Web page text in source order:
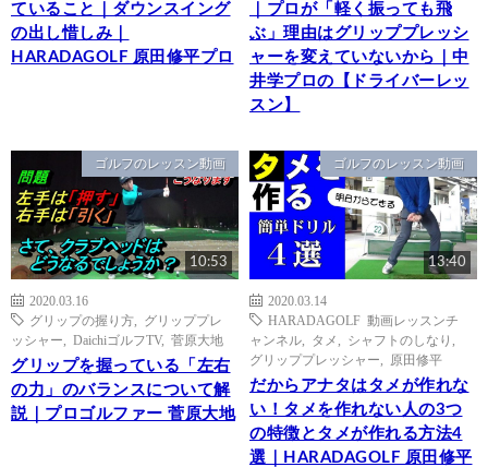
ていること｜ダウンスイング
の出し惜しみ｜
HARADAGOLF 原田修平プロ
｜プロが「軽く振っても飛
ぶ」理由はグリッププレッシ
ャーを変えていないから｜中
井学プロの【ドライバーレッ
スン】
ゴルフのレッスン動画
10:53
2020.03.16
グリップの握り方
グリッププレ
ッシャー
DaichiゴルフTV, 菅原大地
グリップを握っている「左右
の力」のバランスについて解
説｜プロゴルファー 菅原大地
ゴルフのレッスン動画
13:40
2020.03.14
HARADAGOLF 動画レッスンチ
ャンネル
タメ シャフトのしなり
グリッププレッシャー
原田修平
だからアナタはタメが作れな
い！タメを作れない人の3つ
の特徴とタメが作れる方法4
選｜HARADAGOLF 原田修平